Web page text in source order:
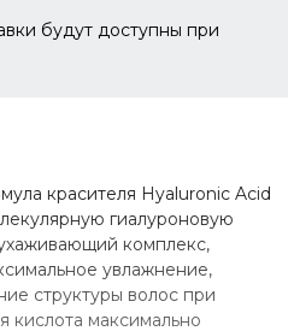
будут доступны при
красителя Hyaluronic Acid
гиалуроновую
комплекс,
увлажнение,
структуры волос при
кислота максимально